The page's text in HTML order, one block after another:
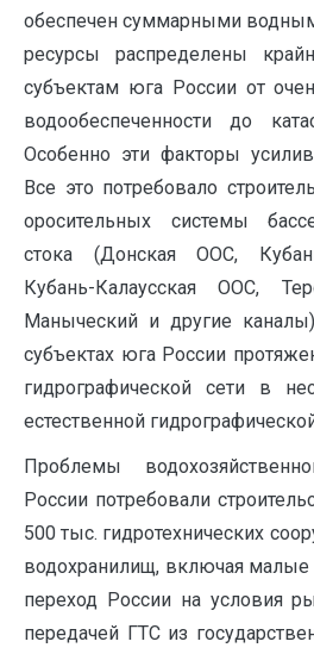
обеспечен суммарными
ресурсы распределены
субъектам юга России от
водообеспеченности до
Особенно эти факторы
Все это потребовало
оросительных системы
стока (Донская ООС,
Кубань-Калаусская ООС,
Маныческий и другие
субъектах юга России
гидрографической сети в
естественной
Проблемы
России потребовали
500 тыс. гидротехнических
водохранилищ, включая
переход России на условия
передачей ГТС из